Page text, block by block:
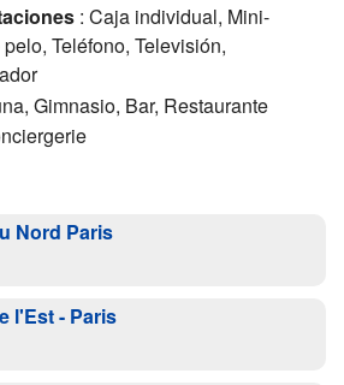
: Caja individual, Mini-
Teléfono, Televisión,
Gimnasio, Bar, Restaurante
Nord Paris
l'Est - Paris